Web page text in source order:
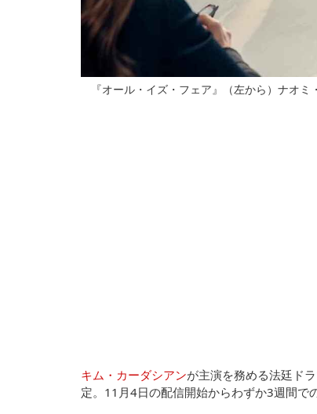
『オール・イズ・フェア』（左から）ナオ
キム・カーダシアンが主演を務める法廷ド
定。11月4日の配信開始からわずか3週間で